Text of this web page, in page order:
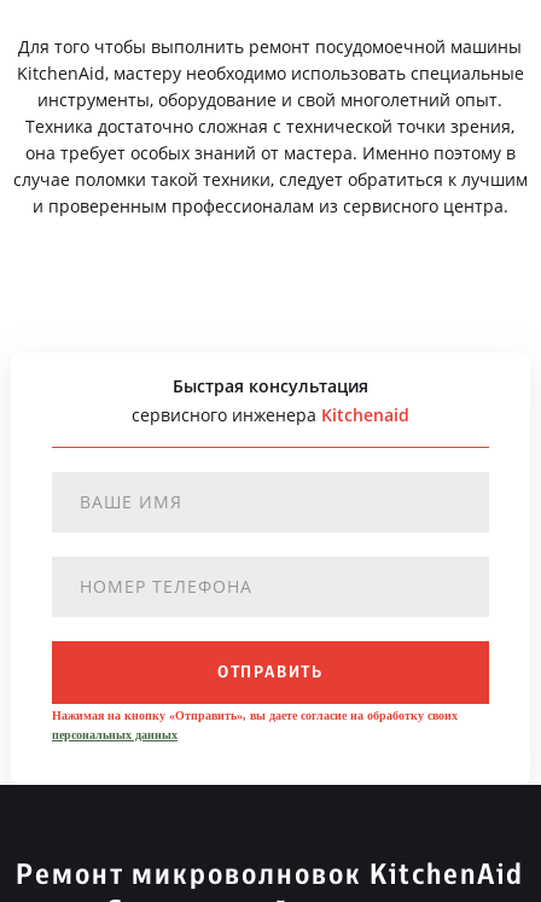
Для того чтобы выполнить ремонт посудомоечной машины
KitchenAid, мастеру необходимо использовать специальные
инструменты, оборудование и свой многолетний опыт.
Техника достаточно сложная с технической точки зрения,
она требует особых знаний от мастера. Именно поэтому в
случае поломки такой техники, следует обратиться к лучшим
и проверенным профессионалам из сервисного центра.
Быстрая консультация
сервисного инженера Kitchenaid
ОТПРАВИТЬ
Нажимая на кнопку «Отправить», вы даете согласие на обработку своих
персональных данных
Ремонт микроволновок KitchenAid